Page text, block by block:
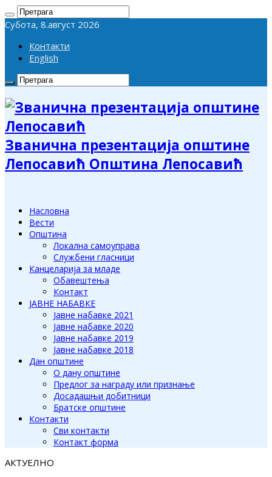
Субота, 8.август 2026
Контакти
English
Званична презентација општине
Лепосавић Општина Лепосавић
Насловна
Вести
Општина
Локална самоуправа
Службени гласници
Канцеларија за младе
Обавештења
Контакт
ЈАВНЕ НАБАВКЕ
Јавне набавке 2021
Јавне набавке 2020
Јавне набавке 2019
Јавне набавке 2018
Дан општине
О дану општине
Предлог за награду или признање
Досадашњи добитници
Братске општине
Контакти
Сви контакти
Контакт форма
АКТУЕЛНО